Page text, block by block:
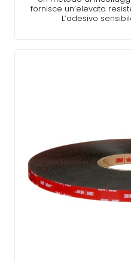
fornisce un’elevata
L’adesivo